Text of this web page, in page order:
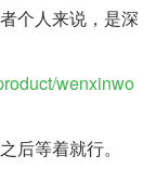
个人来说，是深
wenxinwo
后等着就行。